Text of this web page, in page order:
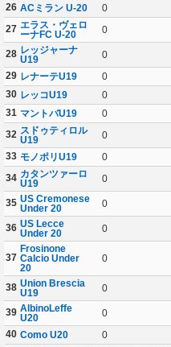
26 ACミラン U-20 0
27 エラス・ヴェロ
ーナFC U-20
0
28 レッジャーナ
U19
0
29 レナーテU19 0
30 レッコU19 0
31 マントバU19 0
32 スドゥティロル
U19
0
33 モノポリU19 0
34 カタンツァーロ
U19
0
35 US Cremonese
Under 20
0
36 US Lecce
Under 20
0
37
Frosinone
Calcio Under
20
0
38 Union Brescia
U19
0
39 AlbinoLeffe
U20
0
40 Como U20 0